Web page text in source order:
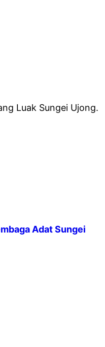
Luak Sungei Ujong.
Adat Sungei